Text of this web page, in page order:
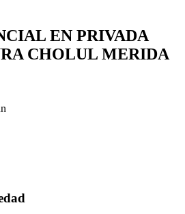
EN PRIVADA
CHOLUL MERIDA